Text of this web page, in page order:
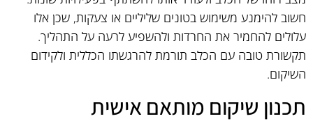
חשוב להימנע משימוש בטונים שליליים או צעקות, שכן אלו
עלולים להחמיר את החרדות ולהשפיע לרעה על התהליך.
תקשורת טובה עם הכלב תורמת להרגשתו הכללית ולקידום
השיקום.
תכנון שיקום מותאם אישית